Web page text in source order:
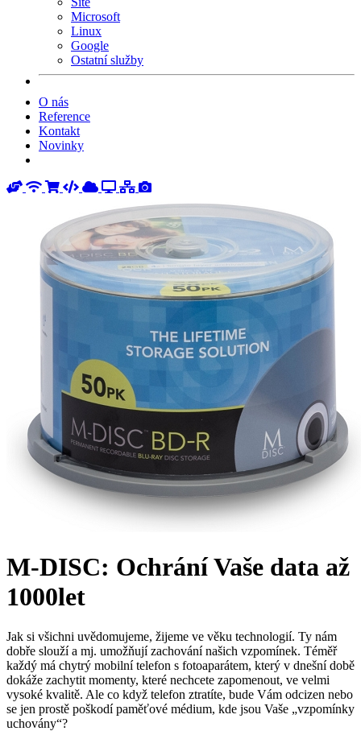
Microsoft
Linux
Google
Ostatní služby
O nás
Reference
Kontakt
Novinky
M-DISC: Ochrání Vaše data až
1000let
Jak si všichni uvědomujeme, žijeme ve věku technologií. Ty nám
dobře slouží a mj. umožňují zachování našich vzpomínek. Téměř
každý má chytrý mobilní telefon s fotoaparátem, který v dnešní době
dokáže zachytit momenty, které nechcete zapomenout, ve velmi
vysoké kvalitě. Ale co když telefon ztratíte, bude Vám odcizen nebo
se jen prostě poškodí paměťové médium, kde jsou Vaše „vzpomínky
uchovány“?